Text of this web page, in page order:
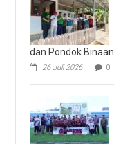
dan Pondok Binaan
26 Juli 2026 0